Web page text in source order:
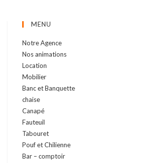
MENU
Notre Agence
Nos animations
Location
Mobilier
Banc et Banquette
chaise
Canapé
Fauteuil
Tabouret
Pouf et Chilienne
Bar – comptoir